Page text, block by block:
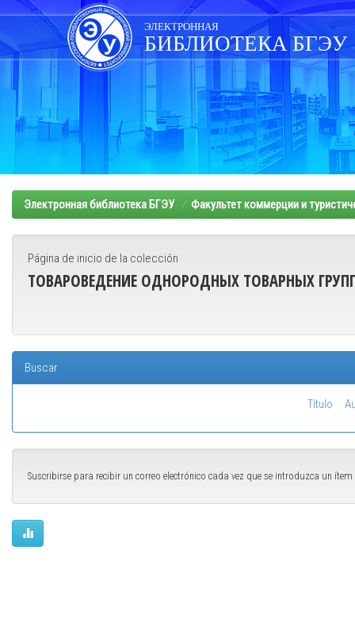
Skip
navigation
ЭЛЕКТРОННАЯ
БИБЛИОТЕКА БГЭУ
Электронная библиотека БГЭУ Факультет коммерции и
Página de inicio de la colección
ТОВАРОВЕДЕНИЕ ОДНОРОДНЫХ ТОВАРНЫХ
Buscar
Título
Suscribirse para recibir un correo electrónico cada vez que se introduzca un